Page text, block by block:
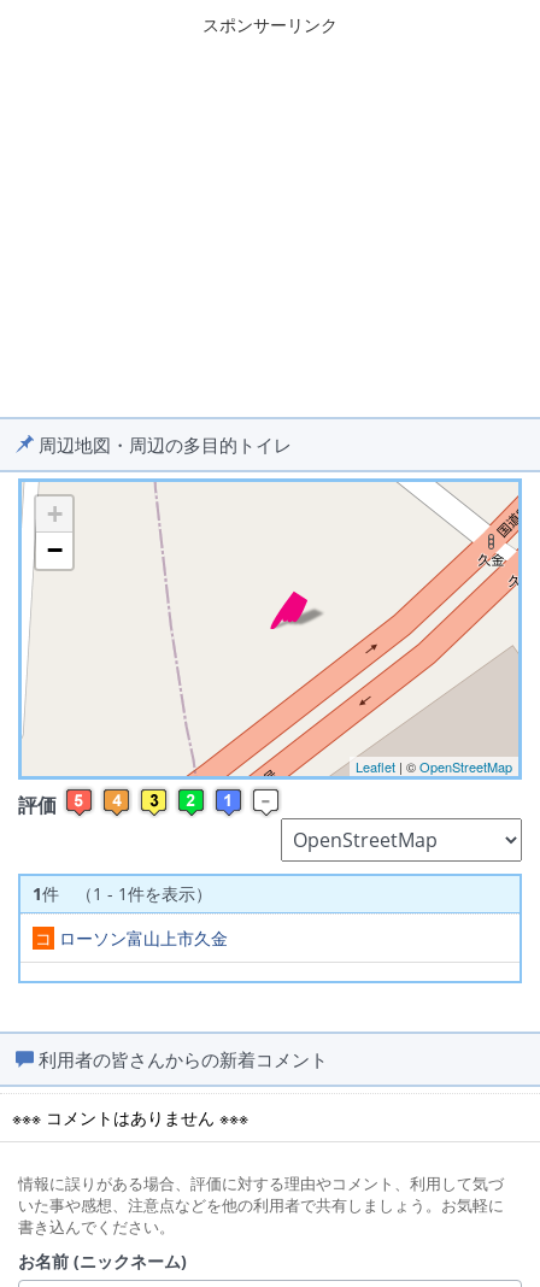
スポンサーリンク
周辺地図・周辺の多目的トイレ
※ マップを検索、表示中です ※
+
−
Leaflet | ©OpenStreetMap
評価
1件 （1 - 1件を表示）
コ ローソン富山上市久金
利用者の皆さんからの新着コメント
※※※ コメントはありません ※※※
情報に誤りがある場合、評価に対する理由やコメント、利用して気づ
いた事や感想、注意点などを他の利用者で共有しましょう。お気軽に
書き込んでください。
お名前 (ニックネーム)